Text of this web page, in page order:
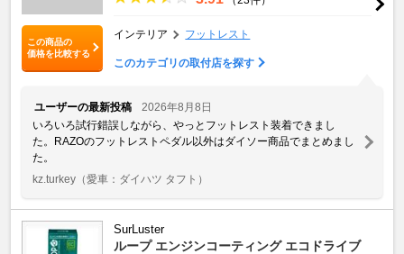
この商品の
価格を比較する
インテリア フットレスト
このカテゴリの取付店を探す
ユーザーの最新投稿
2026年8月8日
いろいろ試行錯誤しながら、やっとフットレスト装着できまし
た。RAZOのフットレストペダル以外はダイソー商品でまとめまし
た。
kz.turkey （愛車：ダイハツ タフト）
SurLuster
ループ エンジンコーティング エコドライブ